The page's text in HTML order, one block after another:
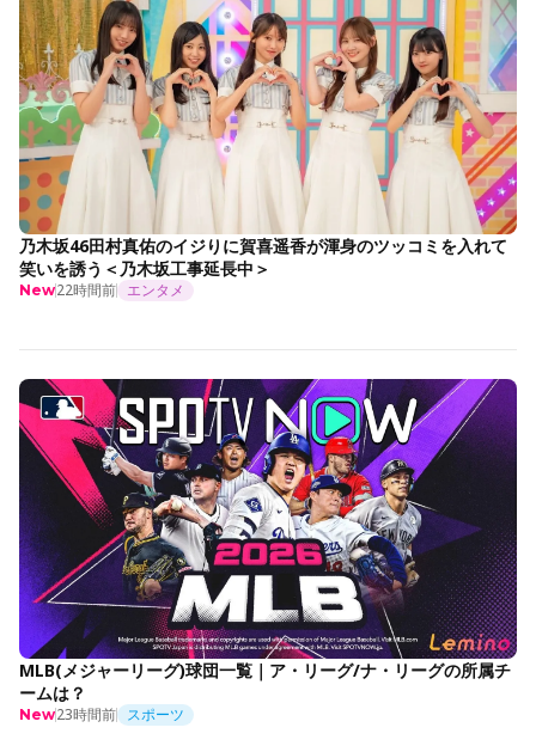
乃木坂46田村真佑のイジりに賀喜遥香が渾身のツッコミを入れて
笑いを誘う＜乃木坂工事延長中＞
New22時間前 エンタメ
MLB(メジャーリーグ)球団一覧｜ア・リーグ/ナ・リーグの所属チ
ームは？
New23時間前 スポーツ